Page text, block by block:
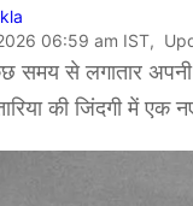
06:59 am IST,
समय से लगातार
की जिंदगी में एक